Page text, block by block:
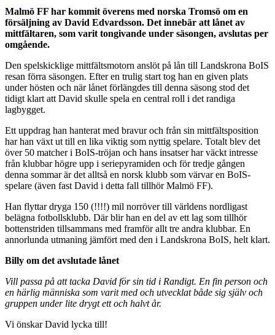
Malmö FF har kommit överens med norska Tromsö om en
försäljning av David Edvardsson. Det innebär att lånet av
mittfältaren, som varit tongivande under säsongen, avslutas per
omgående.
Den spelskicklige mittfältsmotorn anslöt på lån till Landskrona BoIS
resan förra säsongen. Efter en trulig start tog han en given plats
under hösten och när lånet förlängdes till denna säsong stod det
tidigt klart att David skulle spela en central roll i det randiga
lagbygget.
Ett uppdrag han hanterat med bravur och från sin mittfältsposition
har han växt ut till en lika viktig som nyttig spelare. Totalt blev det
över 50 matcher i BoIS-tröjan och hans insatser har väckt intresse
från klubbar högre upp i seriepyramiden och för tredje gången
denna sommar är det alltså en norsk klubb som värvar en BoIS-
spelare (även fast David i detta fall tillhör Malmö FF).
Han flyttar dryga 150 (!!!!) mil norröver till världens nordligast
belägna fotbollsklubb. Där blir han en del av ett lag som tillhör
bottenstriden tillsammans med framför allt tre andra klubbar. En
annorlunda utmaning jämfört med den i Landskrona BoIS, helt klart.
Billy om det avslutade lånet
Vill passa på att tacka David för sin tid i Randigt. En fin person och
en härlig människa som varit med och utvecklat både sig själv och
gruppen under lite drygt ett och halvt år.
Vi önskar David lycka till!